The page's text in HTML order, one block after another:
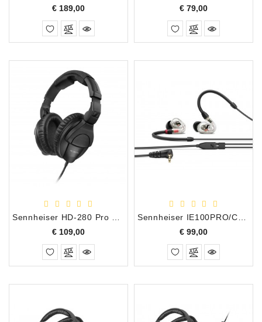
Slaginstrumenten
Microfoons
Versterking
Instrumenten
Instruments
Bladmuziek
Accessoires
DEMO
OPRUIMING
OCCASIONS
DEMONSTRATIES
€ 189,00Prijs
€ 79,00Prijs
€ 109,00Prijs
€ 99,00Prijs